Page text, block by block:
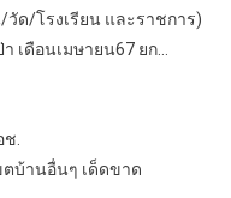
วัด/โรงเรียน และราชการ)
เดือนเมษายน67 ยก…
.
บ้านอื่นๆ เด็ดขาด